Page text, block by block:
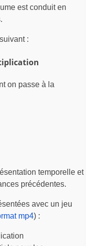
est conduit en
:
on passe à la
temporelle et
précédentes.
avec un jeu
mp4) :